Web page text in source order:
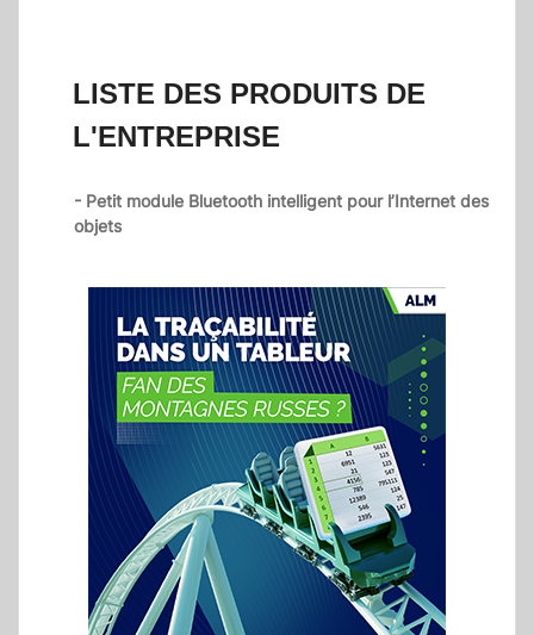
LISTE DES PRODUITS DE
L'ENTREPRISE
- Petit module Bluetooth intelligent pour l’Internet des
objets